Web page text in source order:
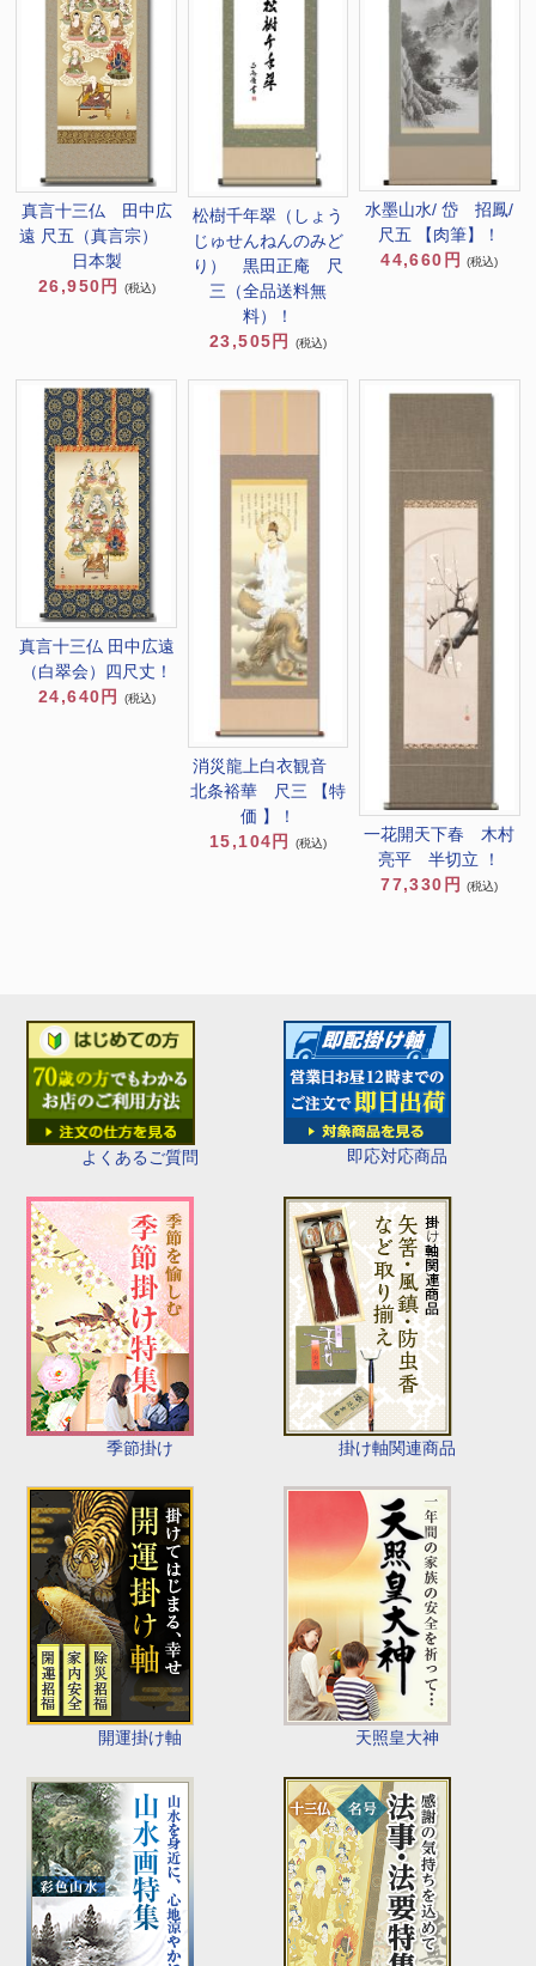
よくあるご質問 即応対応商品
季節掛け 掛け軸関連商品
開運掛け軸 天照皇大神
真言十三仏 田中広
遠 尺五（真言宗）
日本製
26,950円
(税込)
松樹千年翠（しょう
じゅせんねんのみど
り） 黒田正庵 尺
三（全品送料無
料）！
23,505円
(税込)
水墨山水/ 岱 招鳳/
尺五 【肉筆】！
44,660円
(税込)
真言十三仏 田中広遠
（白翠会）四尺丈！
24,640円
(税込)
消災龍上白衣観音
北条裕華 尺三 【特
価 】！
15,104円
(税込)
一花開天下春 木村
亮平 半切立 ！
77,330円
(税込)